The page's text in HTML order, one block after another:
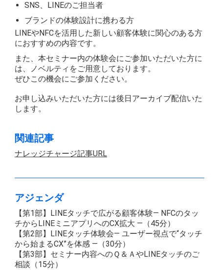
SNS、LINEのご担当者
ブランドの体験設計に携わる方
LINEやNFCを活用した新しい顧客体験に関心のある方
におすすめの内容です。
また、本セミナー内の体験会にご参加いただいた方に
は、ノベルティをご用意しております。
ぜひこの機会にご参加ください。
お申し込みいただいた方には後日アーカイブ配信いた
します。
関連記事
ナレッジチャージ記事URL
アジェンダ
【第1部】LINEタッチで広がる顧客体験― NFCのタッ
チからLINEミニアプリへのCX拡大 ―（45分）
【第2部】LINEタッチ体験会― ユーザー視点で“タッチ
から始まるCX”を体感 ―（30分）
【第3部】セミナー内容へのＱ＆ＡやLINEタッチのご
相談（15分）